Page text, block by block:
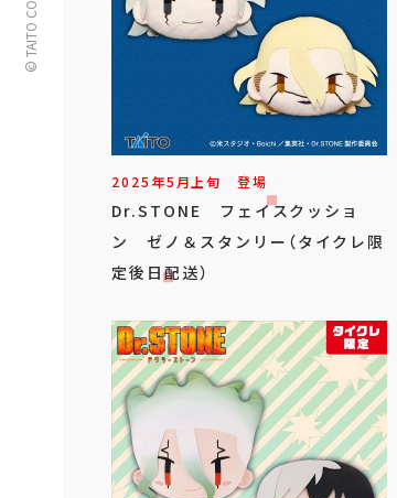
2025年5月上旬 登場
Dr.STONE フェイスクッショ
ン ゼノ＆スタンリー（タイクレ限
定後日配送）